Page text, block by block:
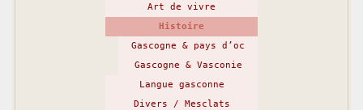
Art de vivre
Histoire
Gascogne & pays d’oc
Gascogne & Vasconie
Langue gasconne
Divers / Mesclats